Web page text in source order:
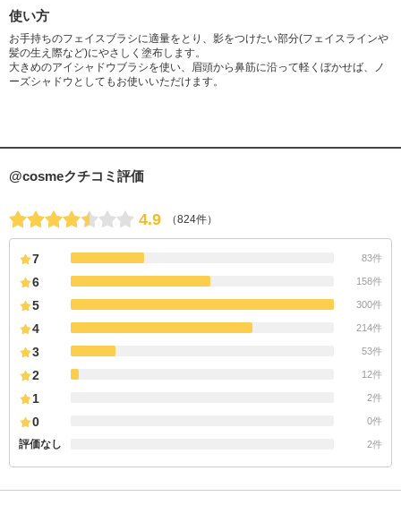
使い方
お手持ちのフェイスブラシに適量をとり、影をつけたい部分(フェイスラインや
髪の生え際など)にやさしく塗布します。
大きめのアイシャドウブラシを使い、眉頭から鼻筋に沿って軽くぼかせば、ノ
ーズシャドウとしてもお使いいただけます。
@cosmeクチコミ評価
4.9 （824件）
7 83件
6 158件
5 300件
4 214件
3 53件
2 12件
1 2件
0 0件
評価なし 2件